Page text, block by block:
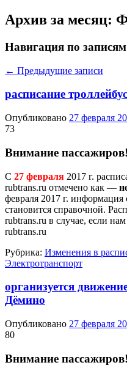
Архив за месяц:
Навигация по записям
← Предыдущие записи
расписание
Опубликовано 27 февраля
73
Внимание пассажиров!
С 27 февраля 2017 г.
rubtrans.ru отмечено как —
февраля 2017 г.
становится справочной.
rubtrans.ru в случае, если
rubtrans.ru
Рубрика: Изменения в
Электротранспорт
организуется
Дёмино
Опубликовано 27 февраля
80
Внимание пассажиров!